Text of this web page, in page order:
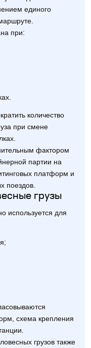
единого
при:
количество
при смене
фактором
партии на
платформ и
поездов.
грузы
используется для
схема крепления
грузов также